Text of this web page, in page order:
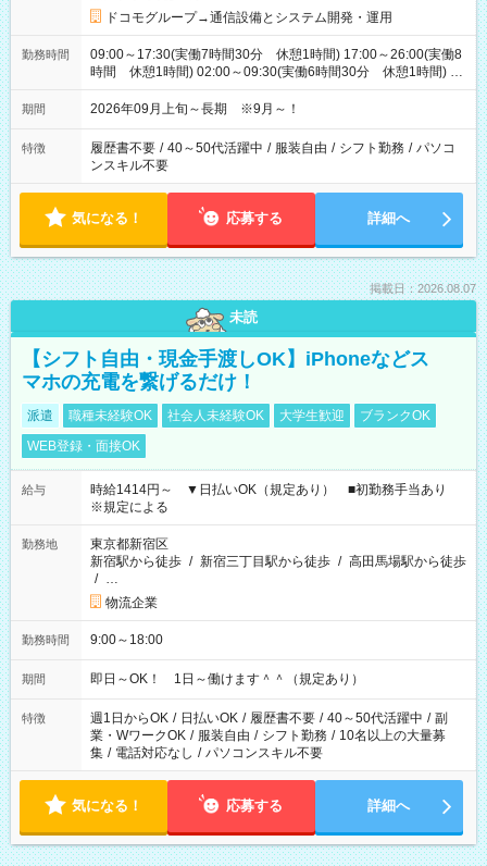
ドコモグループ→通信設備とシステム開発・運用
勤務時間
09:00～17:30(実働7時間30分 休憩1時間) 17:00～26:00(実働8
時間 休憩1時間) 02:00～09:30(実働6時間30分 休憩1時間) ※
日勤は就業時間1/夜勤は就業時間2.3を連続で行って頂きます
期間 2026年09月上旬～長期 ※9月～！
特徴 履歴書不要 / 40～50代活躍中 / 服装自由 / シフト勤務 / パソコ
ンスキル不要
気になる！ 応募する 詳細へ
掲載日：2026.08.07
未読
【シフト自由・現金手渡しOK】iPhoneなどス
マホの充電を繋げるだけ！
派遣 職種未経験OK 社会人未経験OK 大学生歓迎
ブランクOK
WEB登録・面接OK
給与
時給1414円～ ▼日払いOK（規定あり） ■初勤務手当あり
※規定による
勤務地
東京都新宿区
新宿駅から徒歩 / 新宿三丁目駅から徒歩 / 高田馬場駅から徒歩
/ …
物流企業
勤務時間 9:00～18:00
期間 即日～OK！ 1日～働けます＾＾（規定あり）
特徴 週1日からOK / 日払いOK / 履歴書不要 / 40～50代活躍中 / 副
業・WワークOK / 服装自由 / シフト勤務 / 10名以上の大量募
集 / 電話対応なし / パソコンスキル不要
気になる！ 応募する 詳細へ